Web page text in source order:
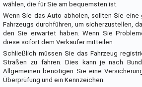
wählen, die für Sie am bequemsten ist.
Wenn Sie das Auto abholen, sollten Sie eine
Fahrzeugs durchführen, um sicherzustellen,
den Sie erwartet haben. Wenn Sie
diese sofort dem Verkäufer mitteilen.
Schließlich müssen Sie das Fahrzeug
Straßen zu fahren. Dies kann je nach
Allgemeinen benötigen Sie eine
Überprüfung und ein Kennzeichen.